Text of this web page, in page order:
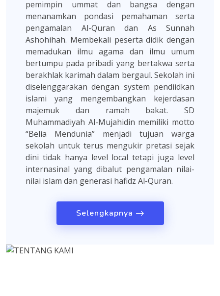
pemimpin ummat dan bangsa dengan
menanamkan pondasi pemahaman serta
pengamalan Al-Quran dan As Sunnah
Ashohihah. Membekali peserta didik dengan
memadukan ilmu agama dan ilmu umum
bertumpu pada pribadi yang bertakwa serta
berakhlak karimah dalam bergaul. Sekolah ini
diselenggarakan dengan system pendiidkan
islami yang mengembangkan kejerdasan
majemuk dan ramah bakat. SD
Muhammadiyah Al-Mujahidin memiliki motto
“Belia Mendunia” menjadi tujuan warga
sekolah untuk terus mengukir pretasi sejak
dini tidak hanya level local tetapi juga level
internasinal yang dibalut pengamalan nilai-
nilai islam dan generasi hafidz Al-Quran.
Selengkapnya